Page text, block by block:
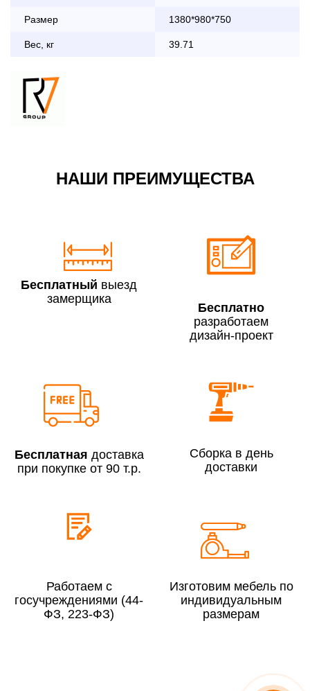
Размер 1380*980*750
Вес, кг 39.71
Свыше 90 000 руб.
бесплатно
Доставка по Московской области с 8:30 до 18:00
До 90 000 руб.
время 3 500 руб.
До 300 000 руб.
7% (но не менее 2 500 руб.)
Свыше 300 000 руб.
Сборка по Московской области при заказе:
По Москве
10%
По Московской области
НАШИ ПРЕИМУЩЕСТВА
Бесплатный выезд
замерщика
Бесплатно
разработаем
дизайн-проект
Бесплатная доставка
при покупке от 90 т.р.
Сборка в день
доставки
Работаем с
госучреждениями (44-
ФЗ, 223-ФЗ)
Изготовим мебель по
индивидуальным
размерам